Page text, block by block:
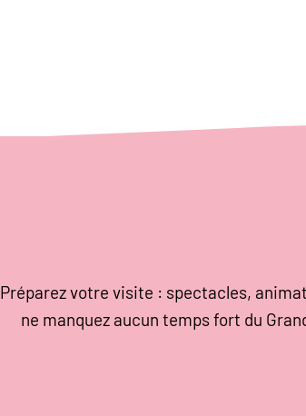
Préparez votre visite : spectacles,
ne manquez aucun temps fort du